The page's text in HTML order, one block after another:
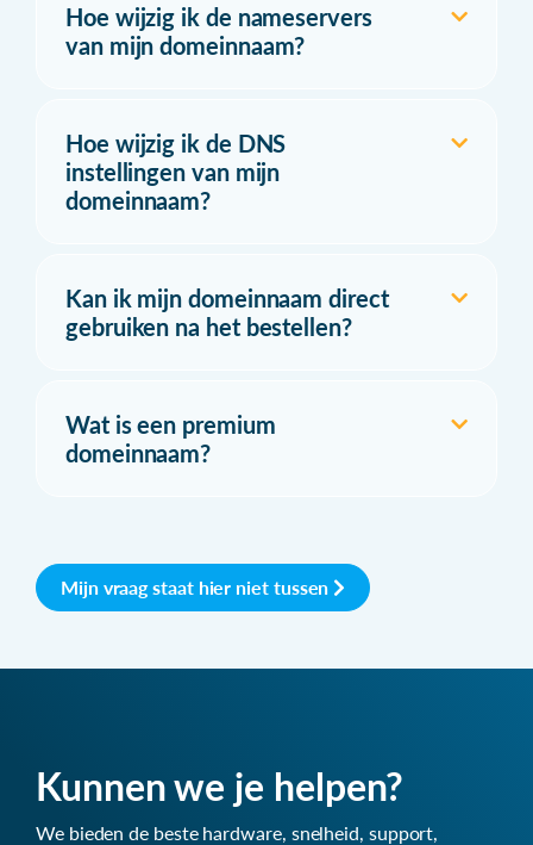
Hoe wijzig ik de nameservers
van mijn domeinnaam?
Hoe wijzig ik de DNS
instellingen van mijn
domeinnaam?
Kan ik mijn domeinnaam direct
gebruiken na het bestellen?
Wat is een premium
domeinnaam?
Mijn vraag staat hier niet tussen
Kunnen we je helpen?
We bieden de beste hardware, snelheid, support,